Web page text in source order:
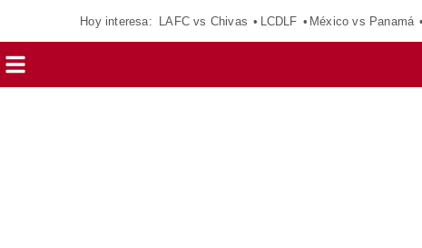
Hoy interesa: LAFC vs Chivas LCDLF México vs Panamá